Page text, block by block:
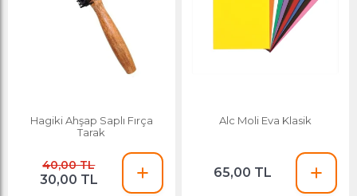
Hagiki Ahşap Saplı Fırça
Tarak
40,00 TL
30,00 TL
Alc Moli Eva Klasik
65,00 TL